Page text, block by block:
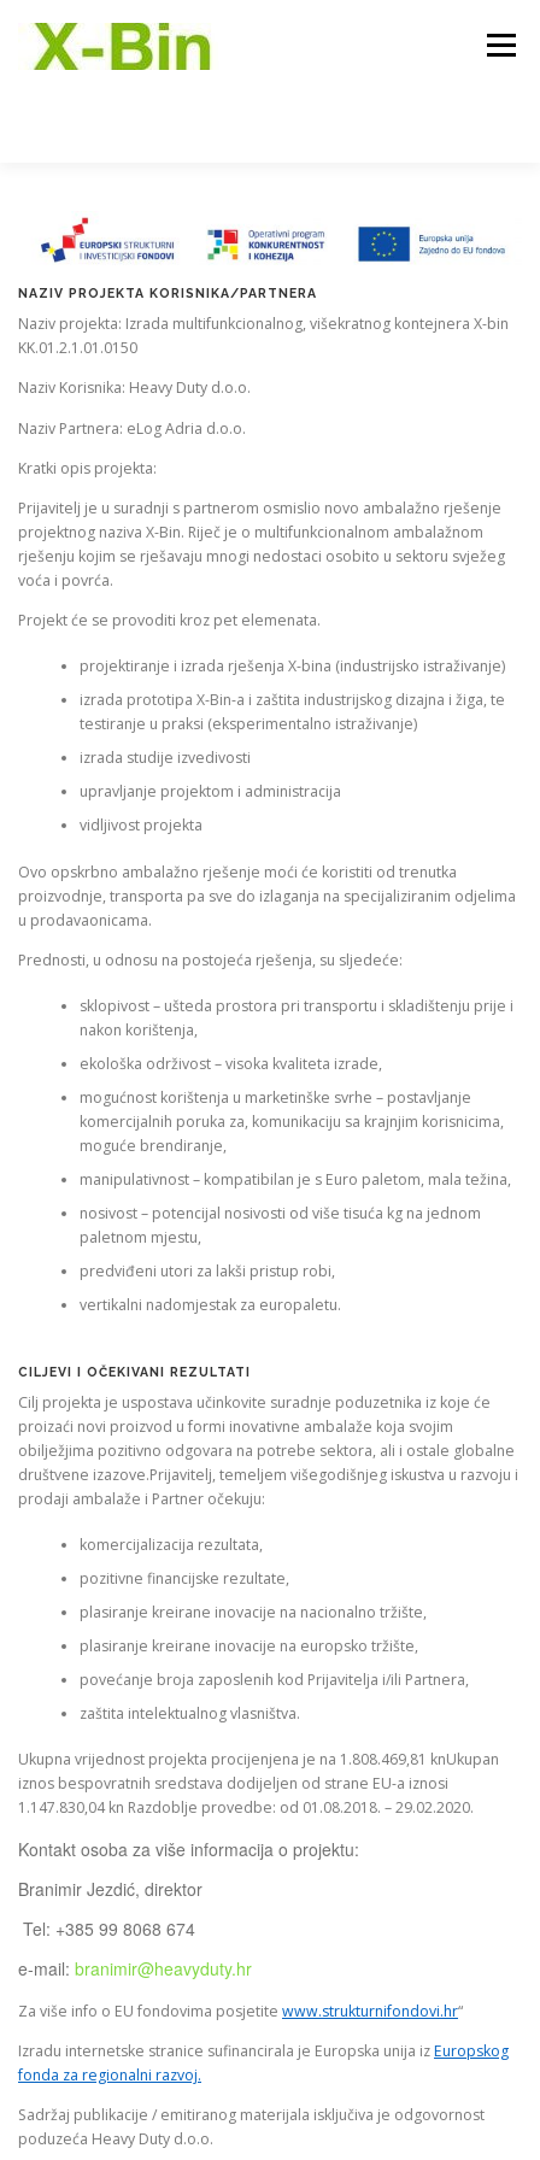
sadržaj
Izbornik
PROJEKTNE AKTIVNOSTI KONTAKT
NAZIV PROJEKTA KORISNIKA/PARTNERA
Naziv projekta: Izrada multifunkcionalnog, višekratnog kontejnera X-bin
KK.01.2.1.01.0150
Naziv Korisnika: Heavy Duty d.o.o.
Naziv Partnera: eLog Adria d.o.o.
Kratki opis projekta:
Prijavitelj je u suradnji s partnerom osmislio novo ambalažno rješenje
projektnog naziva X-Bin. Riječ je o multifunkcionalnom ambalažnom
rješenju kojim se rješavaju mnogi nedostaci osobito u sektoru svježeg
voća i povrća.
Projekt će se provoditi kroz pet elemenata.
projektiranje i izrada rješenja X-bina (industrijsko istraživanje)
izrada prototipa X-Bin-a i zaštita industrijskog dizajna i žiga, te
testiranje u praksi (eksperimentalno istraživanje)
izrada studije izvedivosti
upravljanje projektom i administracija
vidljivost projekta
Ovo opskrbno ambalažno rješenje moći će koristiti od trenutka
proizvodnje, transporta pa sve do izlaganja na specijaliziranim odjelima
u prodavaonicama.
Prednosti, u odnosu na postojeća rješenja, su sljedeće:
sklopivost – ušteda prostora pri transportu i skladištenju prije i
nakon korištenja,
ekološka održivost – visoka kvaliteta izrade,
mogućnost korištenja u marketinške svrhe – postavljanje
komercijalnih poruka za, komunikaciju sa krajnjim korisnicima,
moguće brendiranje,
manipulativnost – kompatibilan je s Euro paletom, mala težina,
nosivost – potencijal nosivosti od više tisuća kg na jednom
paletnom mjestu,
predviđeni utori za lakši pristup robi,
vertikalni nadomjestak za europaletu.
CILJEVI I OČEKIVANI REZULTATI
Cilj projekta je uspostava učinkovite suradnje poduzetnika iz koje će
proizaći novi proizvod u formi inovativne ambalaže koja svojim
obilježjima pozitivno odgovara na potrebe sektora, ali i ostale globalne
društvene izazove.Prijavitelj, temeljem višegodišnjeg iskustva u razvoju i
prodaji ambalaže i Partner očekuju:
komercijalizacija rezultata,
pozitivne financijske rezultate,
plasiranje kreirane inovacije na nacionalno tržište,
plasiranje kreirane inovacije na europsko tržište,
povećanje broja zaposlenih kod Prijavitelja i/ili Partnera,
zaštita intelektualnog vlasništva.
Ukupna vrijednost projekta procijenjena je na 1.808.469,81 knUkupan
iznos bespovratnih sredstava dodijeljen od strane EU-a iznosi
1.147.830,04 kn Razdoblje provedbe: od 01.08.2018. –29.02.2020.
Kontakt osoba za više informacija o projektu:
Branimir Jezdić, direktor
Tel: +385 99 8068 674
e-mail: branimir@heavyduty.hr
Za više info o EU fondovima posjetite www.strukturnifondovi.hr“
Izradu internetske stranice sufinancirala je Europska unija izEuropskog
fonda za regionalni razvoj.
Sadržaj publikacije / emitiranog materijala isključiva je odgovornost
poduzeća Heavy Duty d.o.o.